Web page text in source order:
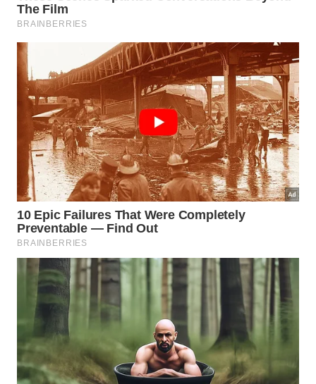
Larry Hagman
O ator americano teve uma doença em 1995 que
ocasionou na perda de seu fígado. Com isso, o
veterano precisou passar por um transplante de
órgão, que foi um sucesso. Contudo, em novembro
de 2012, Hagman faleceu em decorrência de uma
leucemia.